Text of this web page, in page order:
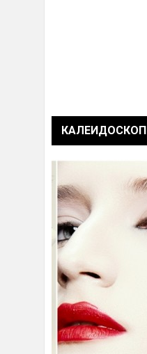
КАЛЕИДОСКОП